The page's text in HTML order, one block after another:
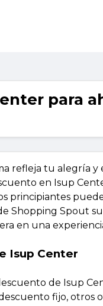
para
refleja tu alegría
en Isup
principiantes
Shopping Spout
en una
Isup Center
de Isup
fijo, otros